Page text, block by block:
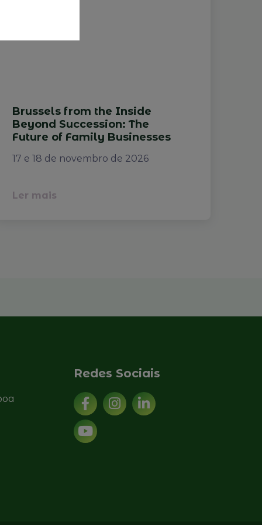
Brussels from the Inside
Beyond Succession: The
Future of Family Businesses
17 e 18 de novembro de 2026
Ler mais
Redes Sociais